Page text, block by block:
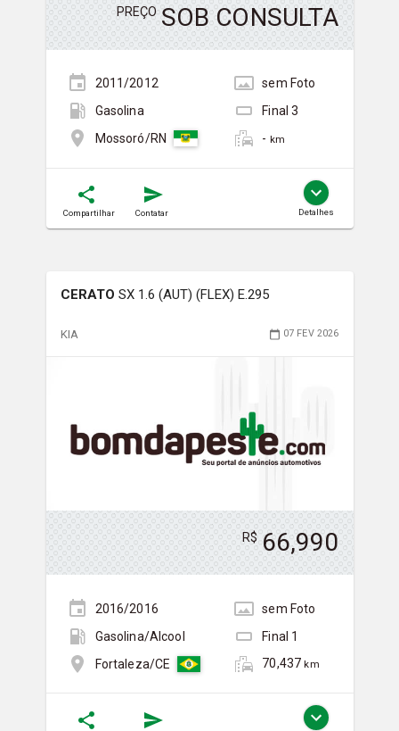
PREÇO SOB CONSULTA
2011/2012 sem Foto
Gasolina
Final3
Mossoró/RN
- km
Compartilhar Contatar Detalhes
CERATO SX 1.6 (AUT) (FLEX) E.295
KIA 07 FEV 2026
R$ 66,990
2016/2016 sem Foto
Gasolina/Álcool
Final 1
Fortaleza/CE
70,437 km